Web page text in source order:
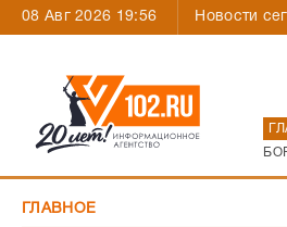
08 Авг 2026 19:56 Новости
ГЛАВНОЕ